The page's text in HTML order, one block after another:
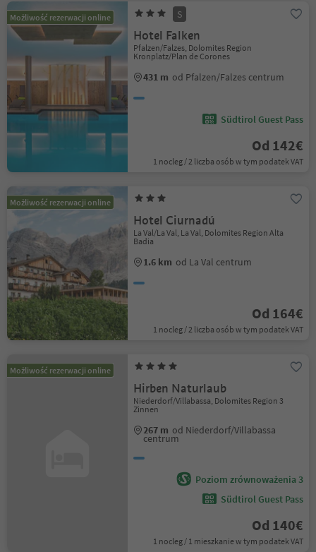
Możliwość rezerwacji online S
Hotel Falken
Pfalzen/Falzes, Dolomites Region
Kronplatz/Plan de Corones
431 m od Pfalzen/Falzes centrum
Südtirol Guest Pass
Od 142€
1 nocleg / 2 liczba osób w tym podatek VAT
Możliwość rezerwacji online
Hotel Ciurnadú
La Val/La Val, La Val, Dolomites Region Alta
Badia
1.6 km od La Val centrum
Od 164€
1 nocleg / 2 liczba osób w tym podatek VAT
Możliwość rezerwacji online
Hirben Naturlaub
Niederdorf/Villabassa, Dolomites Region 3
Zinnen
267 m od Niederdorf/Villabassa
centrum
Poziom zrównoważenia 3
Südtirol Guest Pass
Od 140€
1 nocleg / 1 mieszkanie w tym podatek VAT